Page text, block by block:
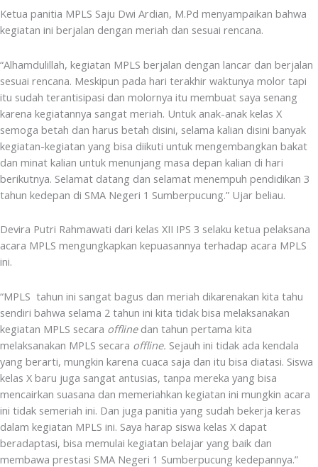
Ketua panitia MPLS Saju Dwi Ardian, M.Pd menyampaikan bahwa
kegiatan ini berjalan dengan meriah dan sesuai rencana.
“Alhamdulillah, kegiatan MPLS berjalan dengan lancar dan berjalan
sesuai rencana. Meskipun pada hari terakhir waktunya molor tapi
itu sudah terantisipasi dan molornya itu membuat saya senang
karena kegiatannya sangat meriah. Untuk anak-anak kelas X
semoga betah dan harus betah disini, selama kalian disini banyak
kegiatan-kegiatan yang bisa diikuti untuk mengembangkan bakat
dan minat kalian untuk menunjang masa depan kalian di hari
berikutnya. Selamat datang dan selamat menempuh pendidikan 3
tahun kedepan di SMA Negeri 1 Sumberpucung.” Ujar beliau.
Devira Putri Rahmawati dari kelas XII IPS 3 selaku ketua pelaksana
acara MPLS mengungkapkan kepuasannya terhadap acara MPLS
ini.
“MPLS tahun ini sangat bagus dan meriah dikarenakan kita tahu
sendiri bahwa selama 2 tahun ini kita tidak bisa melaksanakan
kegiatan MPLS secara offlinedan tahun pertama kita
melaksanakan MPLS secara offline. Sejauh ini tidak ada kendala
yang berarti, mungkin karena cuaca saja dan itu bisa diatasi. Siswa
kelas X baru juga sangat antusias, tanpa mereka yang bisa
mencairkan suasana dan memeriahkan kegiatan ini mungkin acara
ini tidak semeriah ini. Dan juga panitia yang sudah bekerja keras
dalam kegiatan MPLS ini. Saya harap siswa kelas X dapat
beradaptasi, bisa memulai kegiatan belajar yang baik dan
membawa prestasi SMA Negeri 1 Sumberpucung kedepannya.”